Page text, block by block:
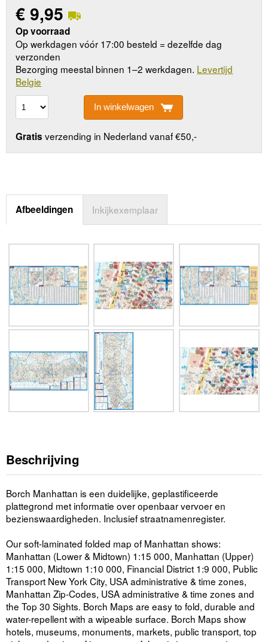
€9,95
Op voorraad
Op werkdagen vóór 17:00 besteld = dezelfde dag
verzonden
Bezorging meestal binnen 1–2 werkdagen. Levertijd
Belgie
In winkelwagen
Gratis verzending in Nederland vanaf €50,-
Afbeeldingen Inkijkexemplaar
Beschrijving
Borch Manhattan is een duidelijke, geplastificeerde
plattegrond met informatie over openbaar vervoer en
bezienswaardigheden. Inclusief straatnamenregister.
Our soft-laminated folded map of Manhattan shows:
Manhattan (Lower & Midtown) 1:15 000, Manhattan (Upper)
1:15 000, Midtown 1:10 000, Financial District 1:9 000, Public
Transport New York City, USA administrative & time zones,
Manhattan Zip-Codes, USA administrative & time zones and
the Top 30 Sights. Borch Maps are easy to fold, durable and
water-repellent with a wipeable surface. Borch Maps show
hotels, museums, monuments, markets, public transport, top